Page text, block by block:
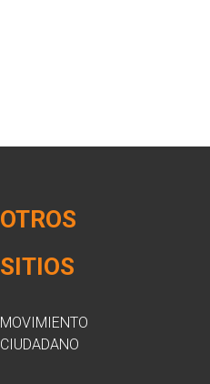
OTROS
SITIOS
MOVIMIENTO
CIUDADANO